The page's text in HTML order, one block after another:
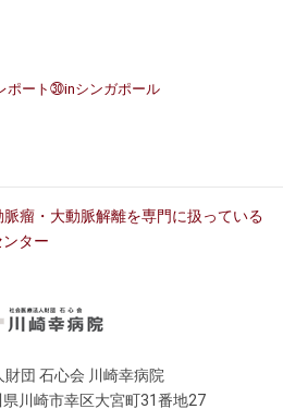
ポート㉚inシンガポール
瘤・大動脈解離を専門に扱っている
ター
財団 石心会 川崎幸病院
川崎市幸区大宮町31番地27